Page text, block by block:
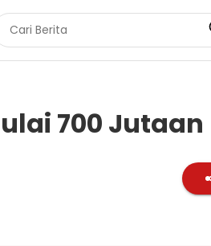
700 Jutaan